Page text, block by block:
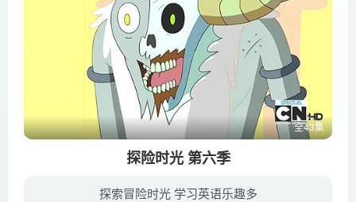
全43集
探险时光 第六季
探索冒险时光 学习英语乐趣多